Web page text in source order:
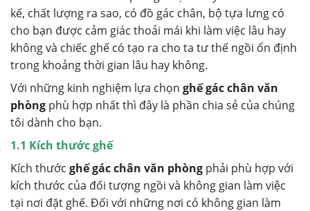
kế, chất lượng ra sao, có đồ gác chân, bộ tựa lưng có
cho bạn được cảm giác thoải mái khi làm việc lâu hay
không và chiếc ghế có tạo ra cho ta tư thế ngồi ổn định
trong khoảng thời gian lâu hay không.
Với những kinh nghiệm lựa chọn ghế gác chân văn
phòng phù hợp nhất thì đây là phần chia sẻ của chúng
tôi dành cho bạn.
1.1 Kích thước ghế
Kích thước ghế gác chân văn phòng phải phù hợp với
kích thước của đối tượng ngồi và không gian làm việc
tại nơi đặt ghế. Đối với những nơi có không gian làm